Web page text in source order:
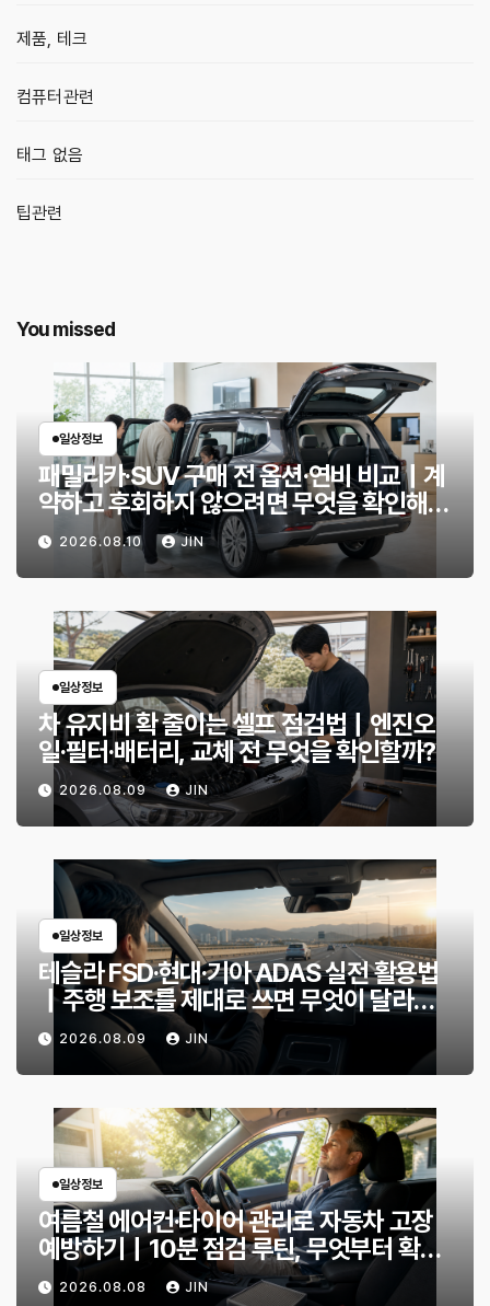
제품, 테크
컴퓨터관련
태그 없음
팁관련
You missed
일상정보
패밀리카·SUV 구매 전 옵션·연비 비교｜계
약하고 후회하지 않으려면 무엇을 확인해야
할까?
2026.08.10 JIN
일상정보
차 유지비 확 줄이는 셀프 점검법｜엔진오
일·필터·배터리, 교체 전 무엇을 확인할까?
2026.08.09 JIN
일상정보
테슬라 FSD·현대·기아 ADAS 실전 활용법
｜주행 보조를 제대로 쓰면 무엇이 달라질
까?2026.08.09 JIN
일상정보
여름철 에어컨·타이어 관리로 자동차 고장
예방하기｜10분 점검 루틴, 무엇부터 확인
할까?
2026.08.08 JIN